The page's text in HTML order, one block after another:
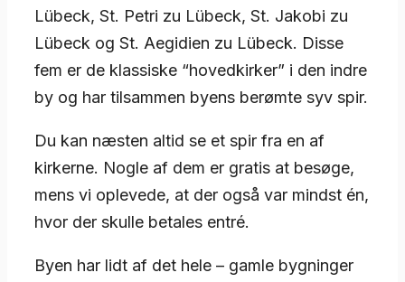
Lübeck, St. Petri zu Lübeck, St. Jakobi zu
Lübeck og St. Aegidien zu Lübeck. Disse
fem er de klassiske “hovedkirker” i den indre
by og har tilsammen byens berømte syv spir.
Du kan næsten altid se et spir fra en af
kirkerne. Nogle af dem er gratis at besøge,
mens vi oplevede, at der også var mindst én,
hvor der skulle betales entré.
Byen har lidt af det hele – gamle bygninger